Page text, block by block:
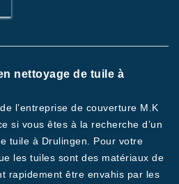
nettoyage de tuile à
l’entreprise de couverture M.K
si vous êtes à la recherche d’un
tuile à Drulingen. Pour votre
les tuiles sont des matériaux de
rapidement être envahis par les